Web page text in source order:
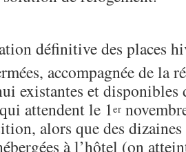
définitive des places
accompagnée de la
existantes et disponibles
attendent le 1er
alors que des
à l’hôtel (on